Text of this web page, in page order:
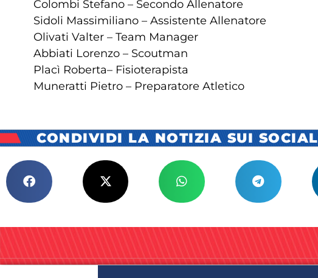
Colombi Stefano – Secondo Allenatore
Sidoli Massimiliano – Assistente Allenatore
Olivati Valter – Team Manager
Abbiati Lorenzo – Scoutman
Placì Roberta– Fisioterapista
Muneratti Pietro – Preparatore Atletico
CONDIVIDI LA NOTIZIA SUI SOCIAL